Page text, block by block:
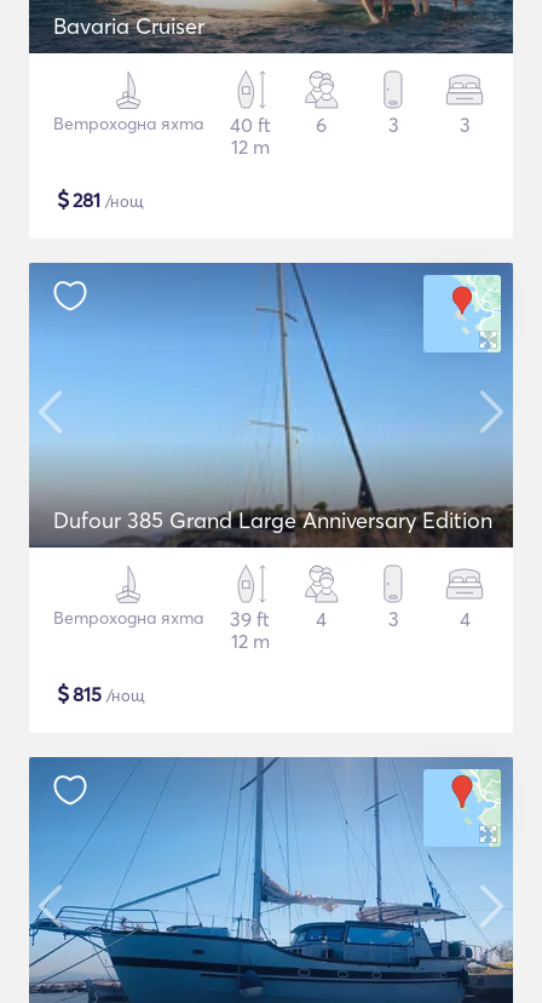
Bavaria Cruiser
Ветроходна яхта
40 ft
12 m
6 3 3
$281 /нощ
Dufour 385 Grand Large Anniversary Edition
Ветроходна яхта
39 ft
12 m
4 3 4
$815 /нощ